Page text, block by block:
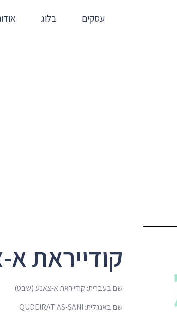
עסקים בלוג
קודייראת
שם בעברית: קודייראת א-צאנע (שבט)
שם באנגלית: QUDEIRAT AS-SANI